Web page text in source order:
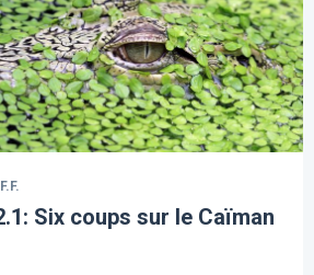
Six coups sur le Caïman